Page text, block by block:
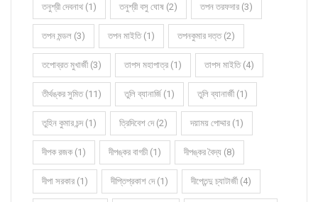
তনুশ্রী দেবনাথ (1) তনুশ্রী বসু ঘোষ (2) তপন তরফদার (3)
তপন মন্ডল (3) তপন মাইতি (1) তপনকুমার দত্ত (2)
তপোব্রত মুখার্জী (3) তাপস মহাপাত্র (1) তাপস মাইতি (4)
তীর্থঙ্কর সুমিত (11) তুলি ব্যানার্জি (1) তুলি ব্যানার্জী (1)
তুহিন কুমার চন্দ (1) ত্রিদিবেশ দে (2) দয়াময় পোদ্দার (1)
দীপক রজক (1) দীপঙ্কর বাগচী (1) দীপঙ্কর বৈদ্য (8)
দীপা সরকার (1) দীপ্তিপ্রকাশ দে (1) দীপ্তেন্দু চ্যাটার্জী (4)